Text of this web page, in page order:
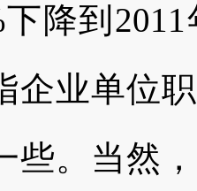
降到
企业单位
些。当然